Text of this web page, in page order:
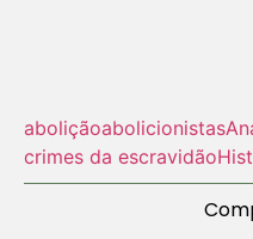
aboliçãoabolicionistas
crimes da escravidão